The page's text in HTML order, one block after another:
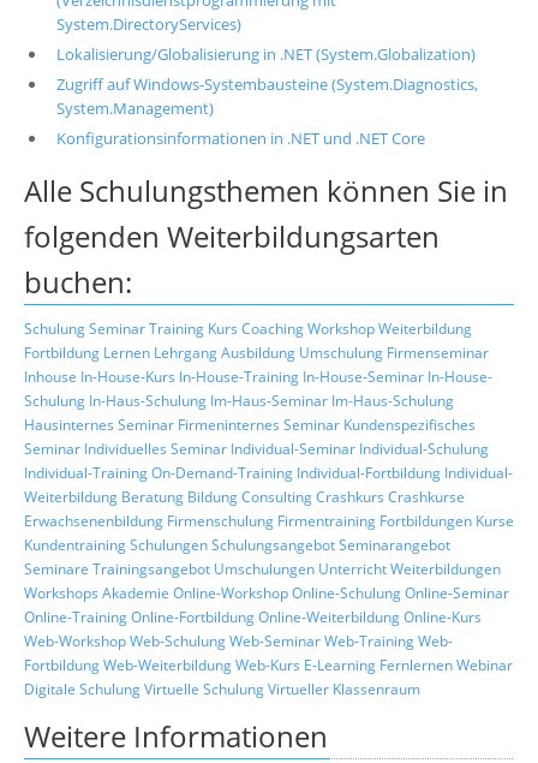
System.DirectoryServices)
Lokalisierung/Globalisierung in .NET (System.Globalization)
Zugriff auf Windows-Systembausteine (System.Diagnostics,
System.Management)
Konfigurationsinformationen in .NET und .NET Core
Alle Schulungsthemen können Sie in
folgenden Weiterbildungsarten
buchen:
SchulungSeminarTraining Kurs CoachingWorkshopWeiterbildung
Fortbildung Lernen LehrgangAusbildung Umschulung Firmenseminar
Inhouse In-House-Kurs In-House-Training In-House-Seminar In-House-
Schulung In-Haus-Schulung Im-Haus-Seminar Im-Haus-Schulung
Hausinternes Seminar Firmeninternes Seminar Kundenspezifisches
Seminar Individuelles Seminar Individual-Seminar Individual-Schulung
Individual-TrainingOn-Demand-Training Individual-Fortbildung Individual-
Weiterbildung Beratung BildungConsultingCrashkurs Crashkurse
Erwachsenenbildung Firmenschulung Firmentraining Fortbildungen Kurse
KundentrainingSchulungenSchulungsangebotSeminarangebot
Seminare Trainingsangebot Umschulungen UnterrichtWeiterbildungen
Workshops Akademie Online-WorkshopOnline-SchulungOnline-Seminar
Online-TrainingOnline-FortbildungOnline-WeiterbildungOnline-Kurs
Web-WorkshopWeb-SchulungWeb-SeminarWeb-TrainingWeb-
FortbildungWeb-WeiterbildungWeb-Kurs E-Learning FernlernenWebinar
Digitale SchulungVirtuelle SchulungVirtueller Klassenraum
Weitere Informationen